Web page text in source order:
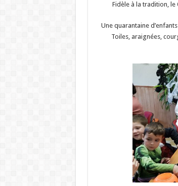
Fidèle à la tradition, le
Une quarantaine
Toiles, araignées,